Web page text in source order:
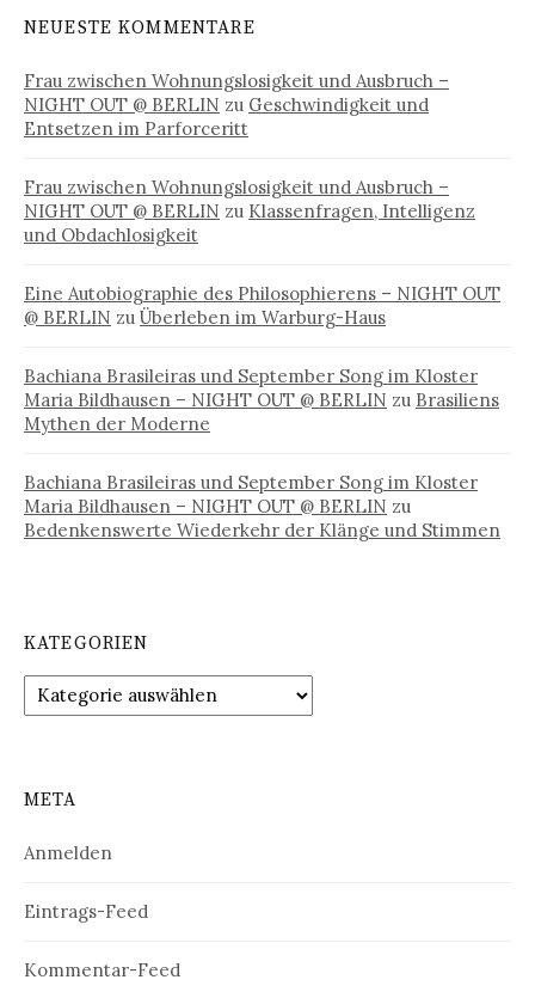
NEUESTE KOMMENTARE
Frau zwischen Wohnungslosigkeit und Ausbruch –
NIGHT OUT @ BERLIN zu Geschwindigkeit und
Entsetzen im Parforceritt
Frau zwischen Wohnungslosigkeit und Ausbruch –
NIGHT OUT @ BERLIN zu Klassenfragen, Intelligenz
und Obdachlosigkeit
Eine Autobiographie des Philosophierens – NIGHT OUT
@ BERLIN zu Überleben im Warburg-Haus
Bachiana Brasileiras und September Song im Kloster
Maria Bildhausen – NIGHT OUT @ BERLIN zu Brasiliens
Mythen der Moderne
Bachiana Brasileiras und September Song im Kloster
Maria Bildhausen – NIGHT OUT @ BERLIN zu
Bedenkenswerte Wiederkehr der Klänge und Stimmen
KATEGORIEN
Kategorien
META
Anmelden
Eintrags-Feed
Kommentar-Feed